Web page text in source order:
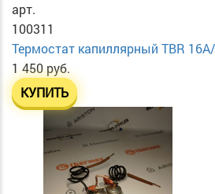
арт.
100311
Термостат капиллярный TBR
1 450 руб.
КУПИТЬ